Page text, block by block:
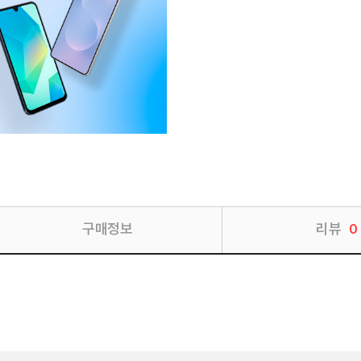
구매정보 리뷰 0